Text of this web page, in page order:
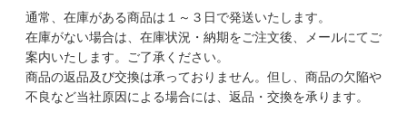
通常、在庫がある商品は１～３日で発送いたします。
在庫がない場合は、在庫状況・納期をご注文後、メールにてご
案内いたします。ご了承ください。
商品の返品及び交換は承っておりません。但し、商品の欠陥や
不良など当社原因による場合には、返品・交換を承ります。